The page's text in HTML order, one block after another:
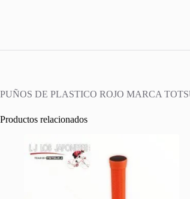
PUÑOS DE PLASTICO ROJO MARCA
Productos relacionados